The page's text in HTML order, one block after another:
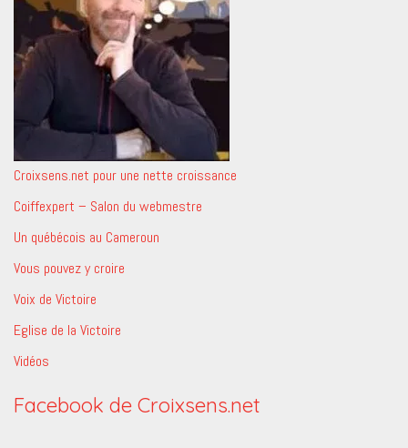
Croixsens.net pour une nette croissance
Coiffexpert – Salon du webmestre
Un québécois au Cameroun
Vous pouvez y croire
Voix de Victoire
Eglise de la Victoire
Vidéos
Facebook de Croixsens.net